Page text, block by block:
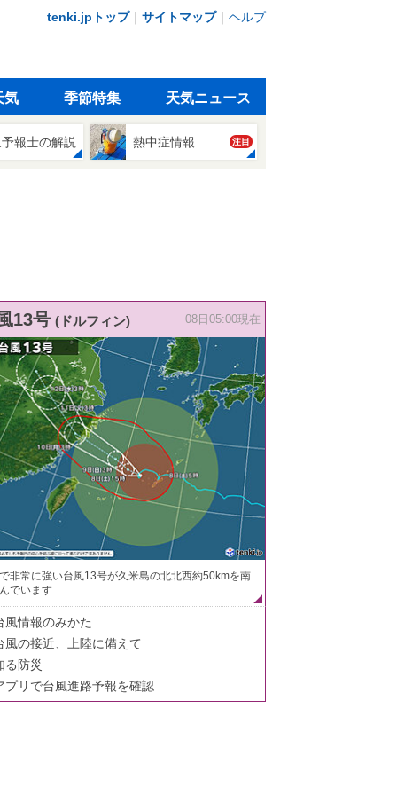
tenki.jpトップ｜ サイトマップ｜ ヘルプ
気 季節特集 天気ニュース
報士の解説 熱中症情報 注目
13号 (ドルフィン) 08日05:00現在
非常に強い台風13号が久米島の北北西約50kmを南
でいます
風情報のみかた
風の接近、上陸に備えて
る防災
プリで台風進路予報を確認